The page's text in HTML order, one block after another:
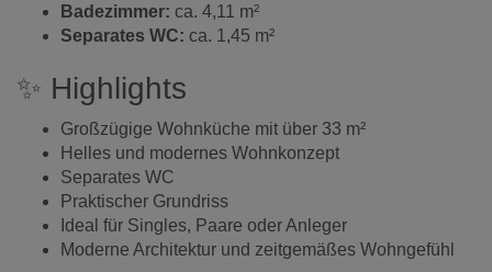
Badezimmer: ca. 4,11 m²
Separates WC: ca. 1,45 m²
✨ Highlights
Großzügige Wohnküche mit über 33 m²
Helles und modernes Wohnkonzept
Separates WC
Praktischer Grundriss
Ideal für Singles, Paare oder Anleger
Moderne Architektur und zeitgemäßes Wohngefühl